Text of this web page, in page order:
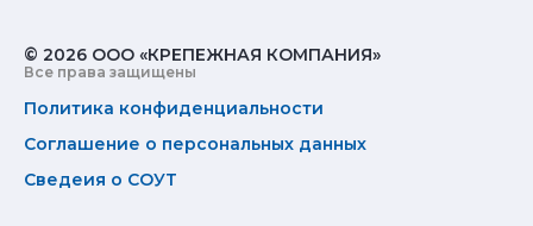
© 2026 ООО «КРЕПЕЖНАЯ КОМПАНИЯ»
Все права защищены
Политика конфиденциальности
Соглашение о персональных данных
Сведеия о СОУТ